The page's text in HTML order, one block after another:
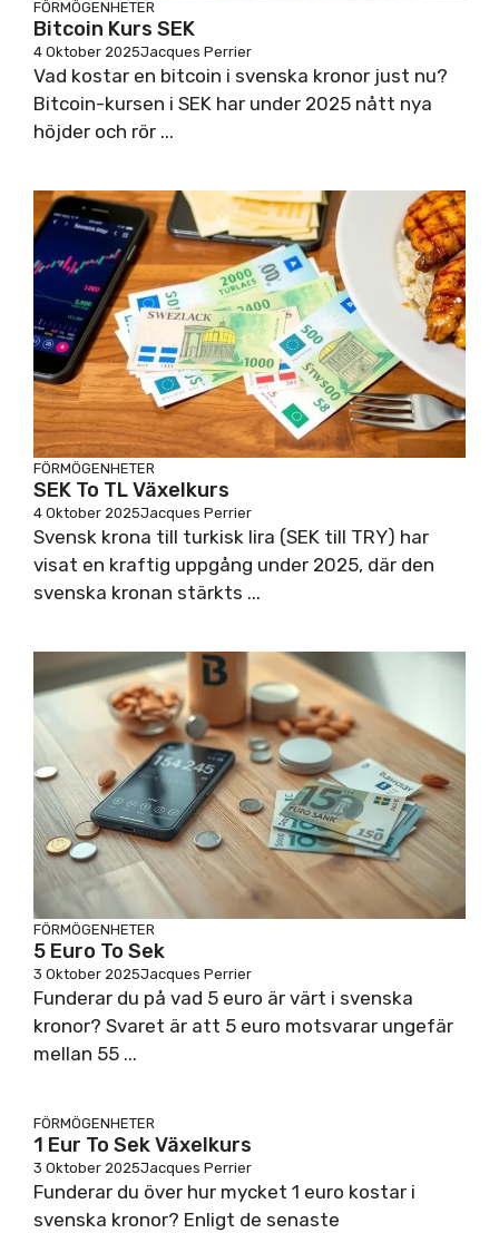
FÖRMÖGENHETER
Bitcoin Kurs SEK
4 Oktober 2025Jacques Perrier
Vad kostar en bitcoin i svenska kronor just nu?
Bitcoin-kursen i SEK har under 2025 nått nya
höjder och rör ...
FÖRMÖGENHETER
SEK To TL Växelkurs
4 Oktober 2025Jacques Perrier
Svensk krona till turkisk lira (SEK till TRY) har
visat en kraftig uppgång under 2025, där den
svenska kronan stärkts ...
FÖRMÖGENHETER
5 Euro To Sek
3 Oktober 2025Jacques Perrier
Funderar du på vad 5 euro är värt i svenska
kronor? Svaret är att 5 euro motsvarar ungefär
mellan 55 ...
FÖRMÖGENHETER
1 Eur To Sek Växelkurs
3 Oktober 2025Jacques Perrier
Funderar du över hur mycket 1 euro kostar i
svenska kronor? Enligt de senaste